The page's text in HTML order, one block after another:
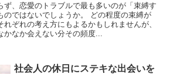
ず、恋愛のトラブルで最も多いのが「束縛す
のではないでしょうか。 どの程度の束縛が
れぞれの考え方にもよるかもしれませんが、
なか会えない分その頻度...
社会人の休日にステキな出会いを